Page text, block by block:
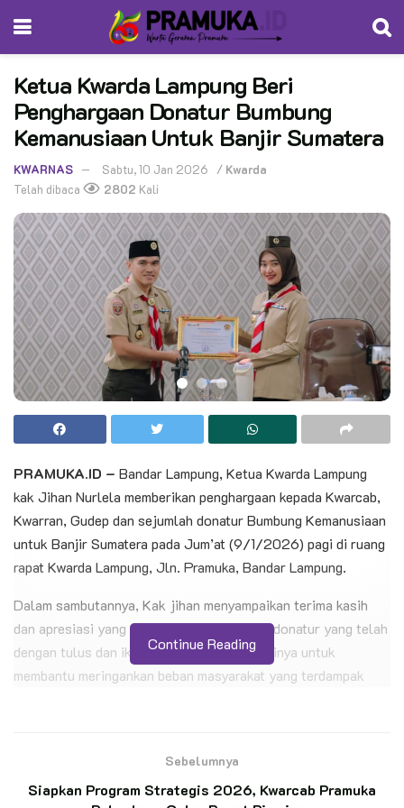
Ketua Kwarda Lampung Beri
Penghargaan Donatur Bumbung
Kemanusiaan Untuk Banjir Sumatera
KWARNAS Sabtu, 10 Jan 2026 / Kwarda
Telah dibaca
2802 Kali
PRAMUKA.ID – Bandar Lampung, Ketua Kwarda Lampung
kak Jihan Nurlela memberikan penghargaan kepada Kwarcab,
Kwarran, Gudep dan sejumlah donatur Bumbung Kemanusiaan
untuk Banjir Sumatera pada Jum’at (9/1/2026) pagi di ruang
rapat Kwarda Lampung, Jln. Pramuka, Bandar Lampung.
Dalam sambutannya, Kak jihan menyampaikan terima kasih
dan apresiasi yang setinggi-tingginya para donatur yang telah
dengan tulus dan ikhlas memberikan donasinya untuk
membantu meringankan beban masyarakat yang terdampak
Kwarda Jatim Dukung Pelatihan Pramuka
Continue Reading
Sebelumnya
Siapkan Program Strategis 2026, Kwarcab Pramuka